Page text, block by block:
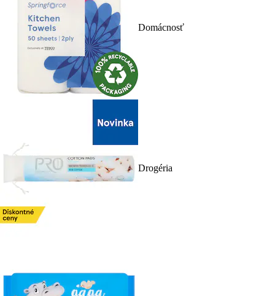
Domácnosť
Drogéria